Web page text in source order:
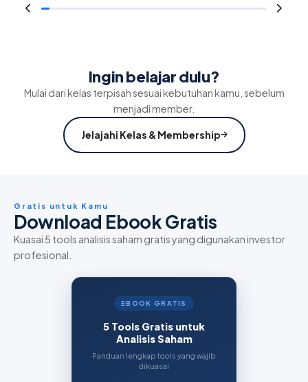
Ingin belajar dulu?
Mulai dari kelas terpisah sesuai kebutuhan kamu, sebelum
menjadi member.
Jelajahi Kelas & Membership
Gratis untuk Kamu
Download Ebook Gratis
Kuasai 5 tools analisis saham gratis yang digunakan investor
profesional.
EBOOK GRATIS
5 Tools Gratis untuk
Analisis Saham
Panduan lengkap tools yang wajib
dikuasai